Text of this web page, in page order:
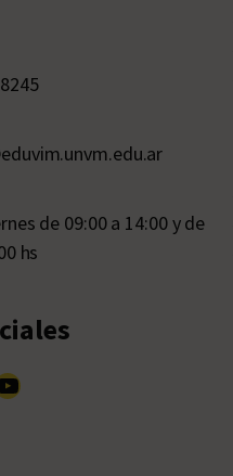
de 09:00 a 14:00 y de
hs